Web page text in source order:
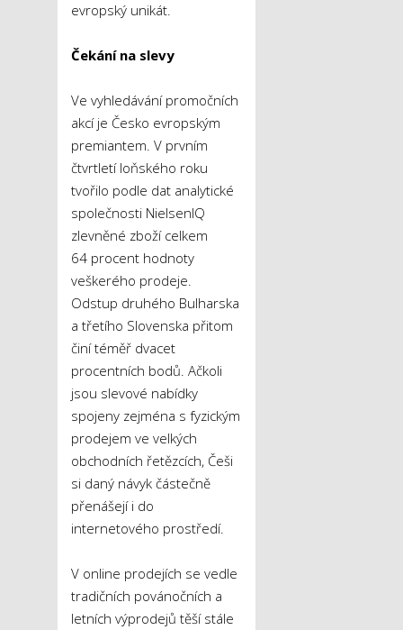
evropský unikát.
Čekání na slevy
Ve vyhledávání promočních
akcí je Česko evropským
premiantem. V prvním
čtvrtletí loňského roku
tvořilo podle dat analytické
společnosti NielsenIQ
zlevněné zboží celkem
64 procent hodnoty
veškerého prodeje.
Odstup druhého Bulharska
a třetího Slovenska přitom
činí téměř dvacet
procentních bodů. Ačkoli
jsou slevové nabídky
spojeny zejména s fyzickým
prodejem ve velkých
obchodních řetězcích, Češi
si daný návyk částečně
přenášejí i do
internetového prostředí.
V online prodejích se vedle
tradičních povánočních a
letních výprodejů těší stále